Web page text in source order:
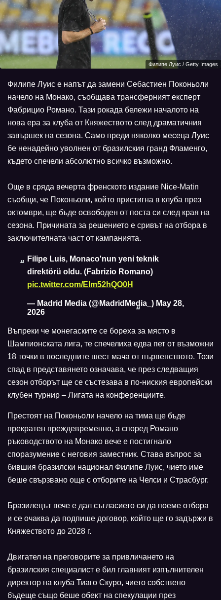
Филипе Луис / Getty Images
Филипе Луис е напът да замени Себастиен Поконьоли
начело на Монако, съобщава трансферният експерт
Фабрицио Романо. Тази рокада бележи началото на
нова ера за клуба от Княжеството след драматичния
завършек на сезона. Само преди няколко месеца Луис
бе ненадейно уволнен от бразилския гранд Фламенго,
където спечели абсолютно всичко възможно.
Още в сряда вечерта френското издание Nice-Matin
съобщи, че Поконьоли, който пристигна в клуба през
октомври, ще бъде освободен от поста си след края на
сезона. Причината за решението е сривът на отбора в
заключителната част от кампанията.
Filipe Luis, Monaco'nun yeni teknik
direktörü oldu. (Fabrizio Romano)
pic.twitter.com/EIm52hQO0H
— Madrid Media (@MadridMedia_) May 28,
2026
Въпреки че монегаските се бореха за място в
Шампионската лига, те спечелиха едва пет от възможни
18 точки в последните шест мача от първенството. Този
спад в представянето означава, че през следващия
сезон отборът ще се състезава в по-ниския европейски
клубен турнир – Лигата на конференциите.
Престоят на Поконьоли начело на тима ще бъде
прекратен преждевременно, а според Романо
ръководството на Монако вече е постигнало
споразумение с неговия заместник. Става въпрос за
бившия бразилски национал Филипе Луис, чието име
беше свързвано още с отборите на Челси и Страсбург.
Бразилецът вече е дал съгласието си да поеме отбора
и се очаква да подпише договор, който ще го задържи в
Княжеството до 2028 г.
Двигател на преговорите за привличането на
бразилския специалист е бил главният изпълнителен
директор на клуба Тиаго Скуро, чието собствено
бъдеще също беше обект на спекулации през